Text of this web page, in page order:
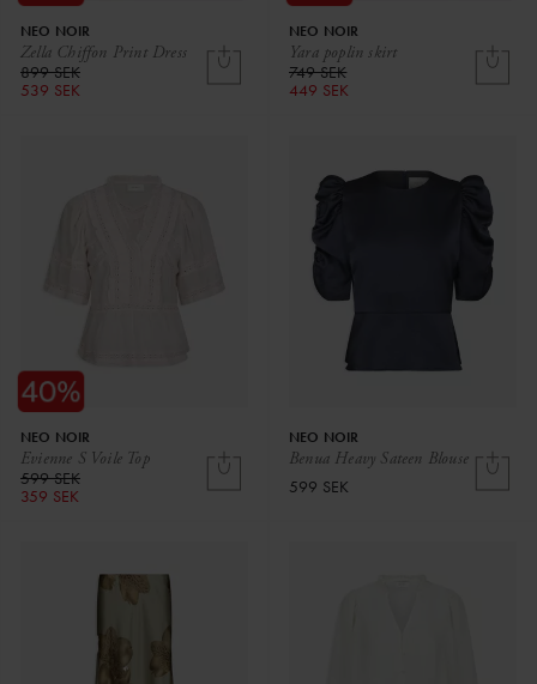
Zella Chiffon Print Dress
NEO NOIR
899 SEK
539 SEK
Yara poplin skirt
NEO NOIR
749 SEK
449 SEK
Evienne S Voile Top
NEO NOIR
599 SEK
359 SEK
Benua Heavy Sateen Blouse
NEO NOIR
599 SEK